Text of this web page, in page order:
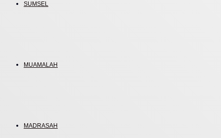
SUMSEL
MUAMALAH
MADRASAH